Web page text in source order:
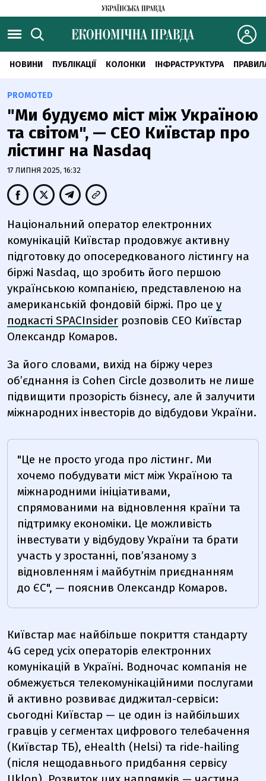
НОВИНИ ПУБЛІКАЦІЇ КОЛОНКИ ІНФРАСТРУКТУРА
PROMOTED
"Ми будуємо міст між Україною
та світом", — СЕО Київстар про
лістинг на Nasdaq
17 ЛИПНЯ 2025, 16:32
Національний оператор електронних
комунікацій Київстар продовжує активну
підготовку до опосередкованого лістингу на
біржі Nasdaq, що зробить його першою
українською компанією, представленою на
американській фондовій біржі. Про це у
подкасті SPACInsider розповів СЕО Київстар
Олександр Комаров.
За його словами, вихід на біржу через
об’єднання із Cohen Circle дозволить не лише
підвищити прозорість бізнесу, але й залучити
міжнародних інвесторів до відбудови України.
"Це не просто угода про лістинг. Ми
хочемо побудувати міст між Україною та
міжнародними ініціативами,
спрямованими на відновлення країни та
підтримку економіки. Це можливість
інвестувати у відбудову України та брати
участь у зростанні, пов’язаному з
відновленням і майбутнім приєднанням
до ЄС", — пояснив Олександр Комаров.
Київстар має найбільше покриття стандарту
4G серед усіх операторів електронних
комунікацій в Україні. Водночас компанія не
обмежується телекомунікаційними послугами
й активно розвиває диджитал-сервіси:
сьогодні Київстар — це один із найбільших
гравців у сегментах цифрового телебачення
(Київстар ТБ), eHealth (Helsi) та ride-hailing
(після нещодавнього придбання сервісу